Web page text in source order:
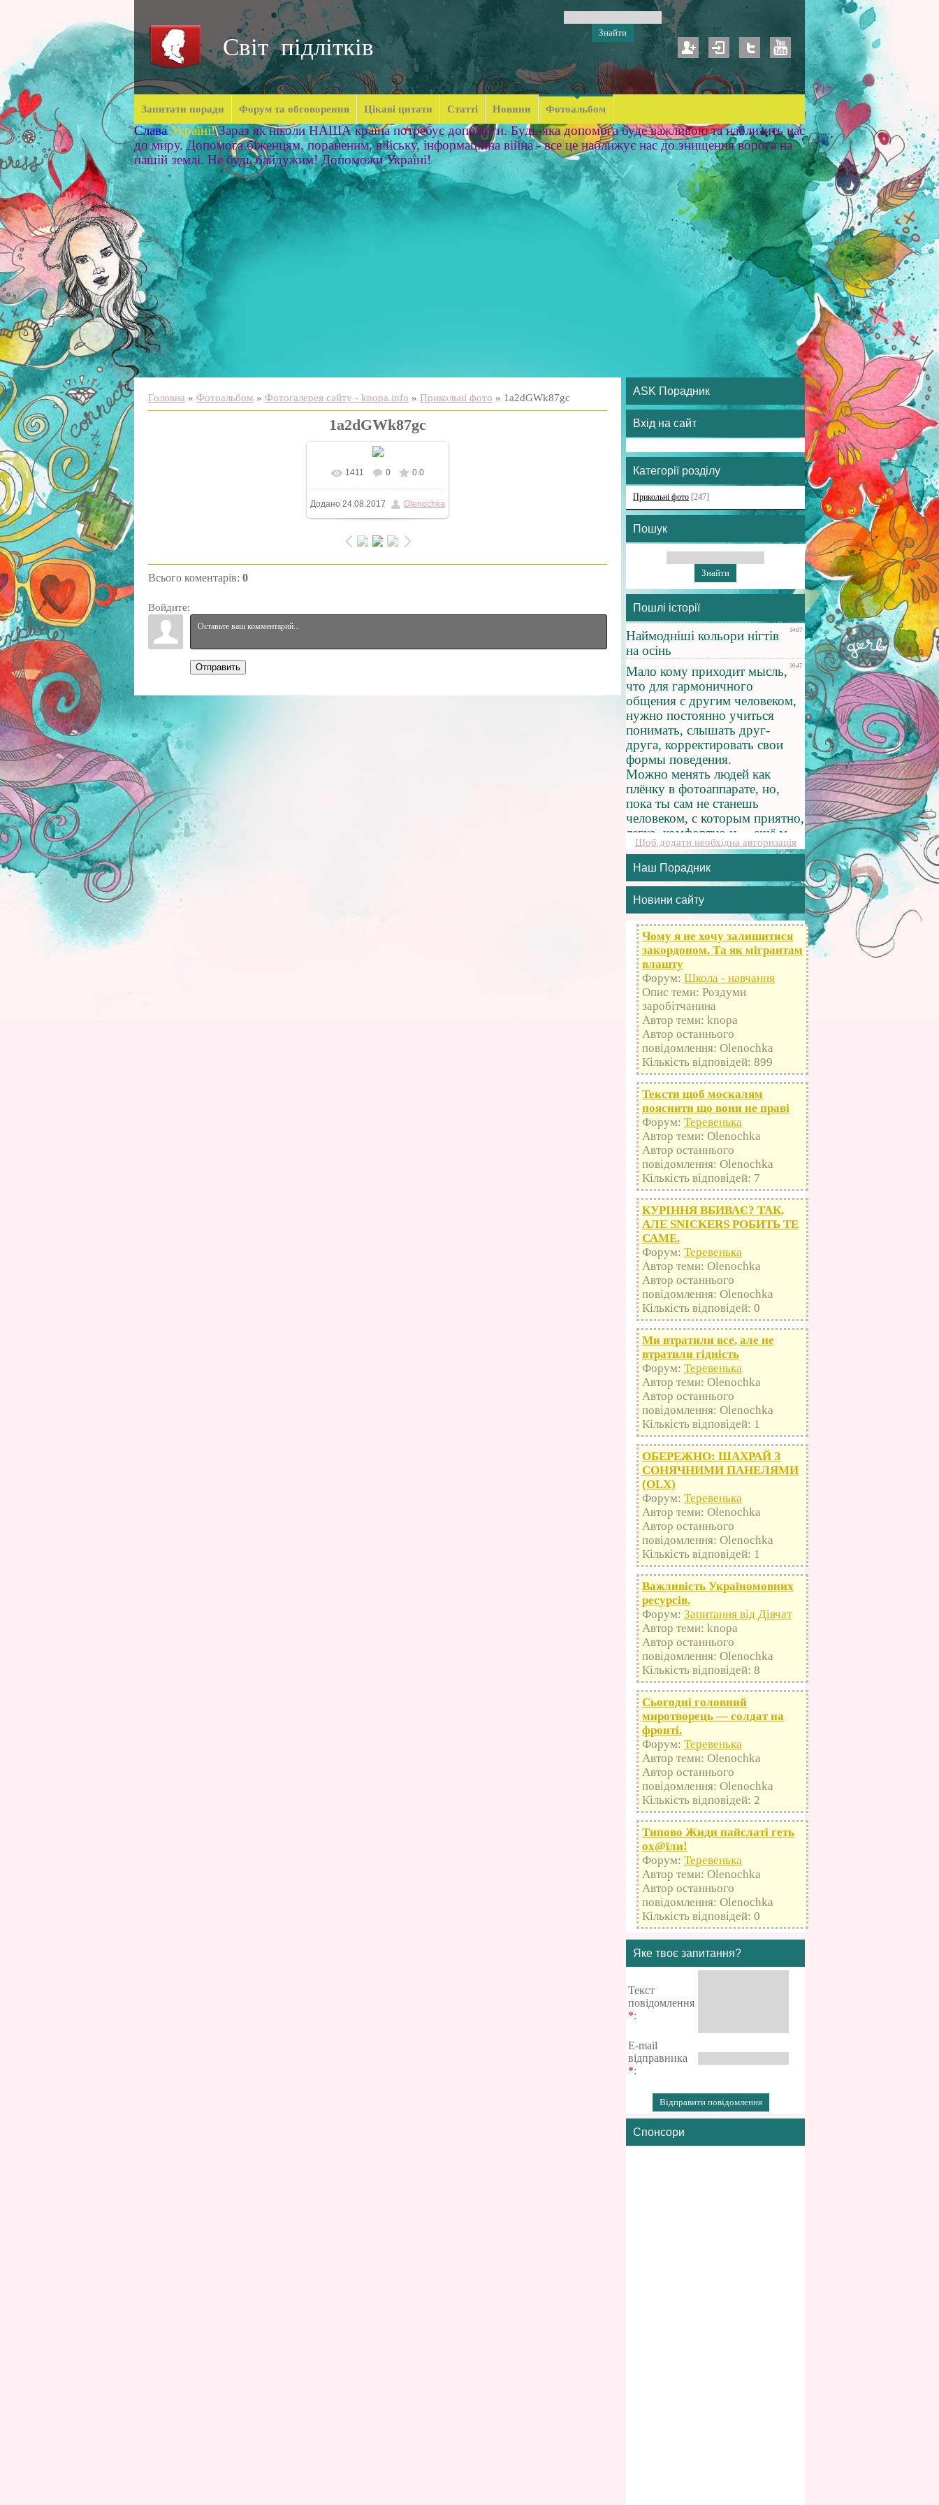
Світ підлітків
Запитати поради Форум та обговорення Цікаві цитати Статті Новини Фотоальбом
Слава Україні! Зараз як ніколи НАША країна потребує допомоги. Будь-яка допомога буде важливою та наблизить нас
до миру. Допомога біженцям, пораненим, війську, інформаційна війна - все це наближує нас до знищення ворога на
нашій землі. Не будь байдужим! Допоможи Україні!
Головна » Фотоальбом » Фотогалерея сайту - knopa.info » Прикольні фото » 1a2dGWk87gc
1a2dGWk87gc
1411 0 0.0
Додано 24.08.2017 Olenochka
Всього коментарів: 0
Войдите:
Отправить
ASK Порадник
Вхід на сайт
Категорії розділу
Прикольні фото [247]
Пошук
Пошлі історії
Щоб додати необхідна авторизація
Наш Порадник
Новини сайту
Чому я не хочу залишитися
закордоном. Та як мігрантам
влашту
Форум: Школа - навчання
Опис теми: Роздуми
заробітчанина
Автор теми: knopa
Автор останнього
повідомлення: Olenochka
Кількість відповідей: 899
Тексти щоб москалям
пояснити що вони не праві
Форум: Теревенька
Автор теми: Olenochka
Автор останнього
повідомлення: Olenochka
Кількість відповідей: 7
КУРІННЯ ВБИВАЄ? ТАК,
АЛЕ SNICKERS РОБИТЬ ТЕ
САМЕ.
Форум: Теревенька
Автор теми: Olenochka
Автор останнього
повідомлення: Olenochka
Кількість відповідей: 0
Ми втратили все, але не
втратили гідність
Форум: Теревенька
Автор теми: Olenochka
Автор останнього
повідомлення: Olenochka
Кількість відповідей: 1
ОБЕРЕЖНО: ШАХРАЙ З
СОНЯЧНИМИ ПАНЕЛЯМИ
(OLX)
Форум: Теревенька
Автор теми: Olenochka
Автор останнього
повідомлення: Olenochka
Кількість відповідей: 1
Важливість Україномовних
ресурсів.
Форум: Запитання від Дівчат
Автор теми: knopa
Автор останнього
повідомлення: Olenochka
Кількість відповідей: 8
Сьогодні головний
миротворець — солдат на
фронті.
Форум: Теревенька
Автор теми: Olenochka
Автор останнього
повідомлення: Olenochka
Кількість відповідей: 2
Типово Жиди пайслаті геть
оx@їли!
Форум: Теревенька
Автор теми: Olenochka
Автор останнього
повідомлення: Olenochka
Кількість відповідей: 0
Яке твоє запитання?
Текст
повідомлення
*:
E-mail
відправника
*:
Спонсори